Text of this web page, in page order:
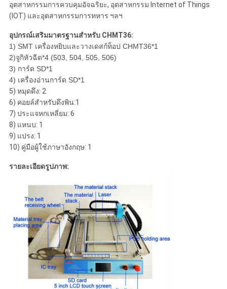
อุตสาหกรรมการควบคุมอัจฉริยะ, อุตสาหกรรม Internet of Things
(IOT) และอุตสาหกรรมการทหาร ฯลฯ
อุปกรณ์เสริมมาตรฐานสำหรับ CHMT36:
1) SMT เครื่องหยิบและวางเดสก์ท็อป CHMT36*1
2)จูกิหัวฉีด*4 (503, 504, 505, 506)
3) การ์ด SD*1
4) เครื่องอ่านการ์ด SD*1
5) หมุดดึง: 2
6) คอยล์สำหรับดึงพิน:1
7) ประแจหกเหลี่ยม: 6
8) แหนบ: 1
9) แปรง: 1
10) คู่มือผู้ใช้ภาษาอังกฤษ: 1
รายละเอียดรูปภาพ: